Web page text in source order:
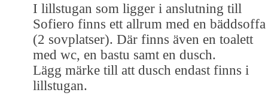
I lillstugan som ligger i anslutning till
Sofiero finns ett allrum med en bäddsoffa
(2 sovplatser). Där finns även en toalett
med wc, en bastu samt en dusch.
Lägg märke till att dusch endast finns i
lillstugan.